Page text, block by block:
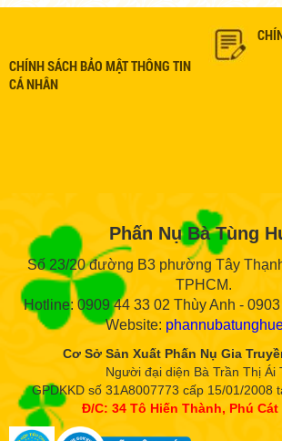
CHÍNH SÁCH BẢO MẬT THÔNG TIN
CÁ NHÂN
Phấn Nụ Bà Tùng
Số 23/20 đường B3 phường Tây
TPHCM.
Hotline: 0909 44 33 02 Thùy Anh -
Website:
Cơ Sở Sản Xuất Phấn Nụ Gia
Người đại diện Bà Trần Thị Ái
GPDKKD số 31A8007773 cấp 15/01/2008
Đ/C: 34 Tô Hiến Thành, Phú Cát